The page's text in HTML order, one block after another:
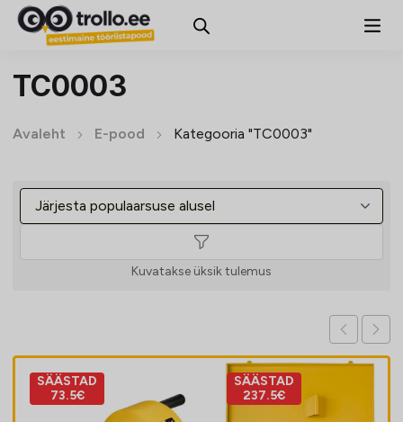
TC0003
Avaleht E-pood Kategooria "TC0003"
Kuvatakse üksik tulemus
SÄÄSTAD
73.5€
SÄÄSTAD
237.5€